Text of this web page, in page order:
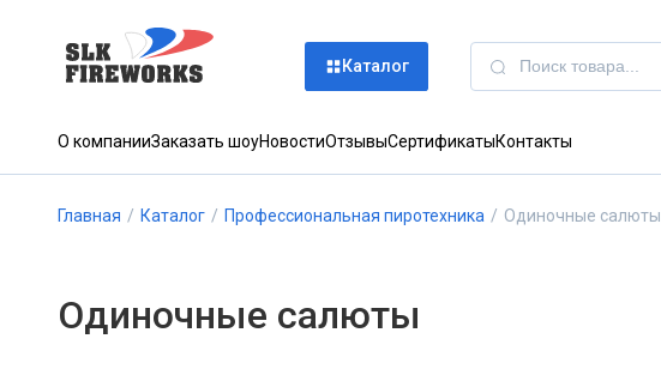
Каталог
О компанииЗаказать шоуНовостиОтзывыСертификатыКонтакты
Главная / Каталог / Профессиональная пиротехника / Одиночные салюты
Одиночные салюты